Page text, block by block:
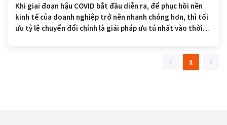
Khi giai đoạn hậu COVID bắt đầu diễn ra, để phục hồi nền
kinh tế của doanh nghiệp trở nên nhanh chóng hơn, thì tối
ưu tỷ lệ chuyển đổi chính là giải pháp ưu tú nhất vào thời
1